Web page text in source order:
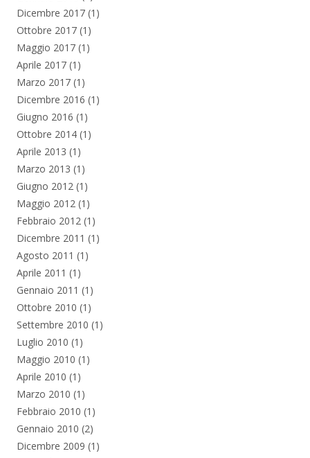
Dicembre 2017 (1)
Ottobre 2017 (1)
Maggio 2017 (1)
Aprile 2017 (1)
Marzo 2017 (1)
Dicembre 2016 (1)
Giugno 2016 (1)
Ottobre 2014 (1)
Aprile 2013 (1)
Marzo 2013 (1)
Giugno 2012 (1)
Maggio 2012 (1)
Febbraio 2012 (1)
Dicembre 2011 (1)
Agosto 2011 (1)
Aprile 2011 (1)
Gennaio 2011 (1)
Ottobre 2010 (1)
Settembre 2010 (1)
Luglio 2010 (1)
Maggio 2010 (1)
Aprile 2010 (1)
Marzo 2010 (1)
Febbraio 2010 (1)
Gennaio 2010 (2)
Dicembre 2009 (1)